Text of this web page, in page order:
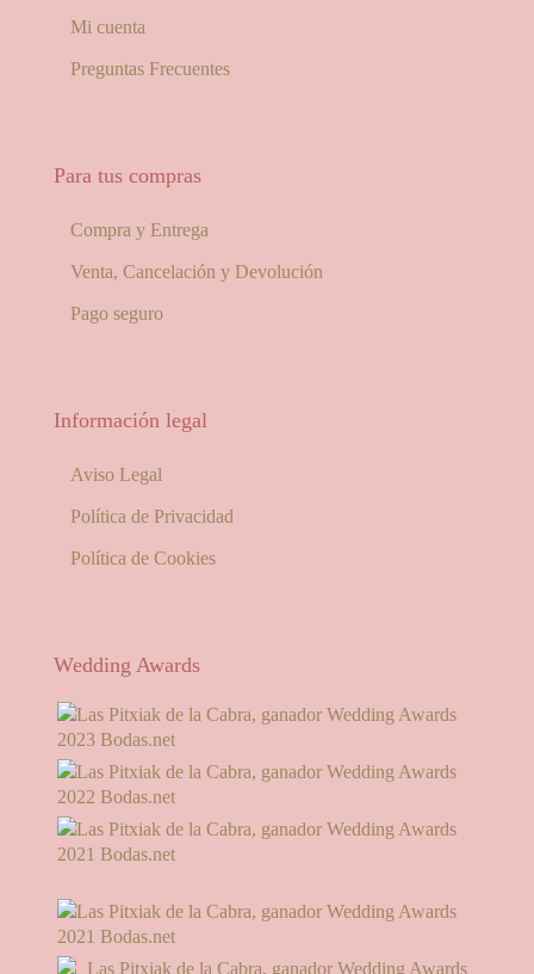
Mi cuenta
Preguntas Frecuentes
Para tus compras
Compra y Entrega
Venta, Cancelación y Devolución
Pago seguro
Información legal
Aviso Legal
Política de Privacidad
Política de Cookies
Wedding Awards